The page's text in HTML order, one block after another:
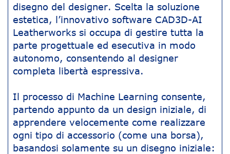
disegno del designer. Scelta la soluzione
estetica, l’innovativo software CAD3D-AI
Leatherworks si occupa di gestire tutta la
parte progettuale ed esecutiva in modo
autonomo, consentendo al designer
completa libertà espressiva.
Il processo di Machine Learning consente,
partendo appunto da un design iniziale, di
apprendere velocemente come realizzare
ogni tipo di accessorio (come una borsa),
basandosi solamente su un disegno iniziale: